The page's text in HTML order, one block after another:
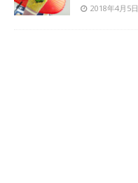
2018年4月5日